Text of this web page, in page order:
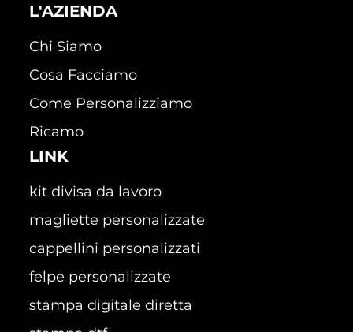
L'AZIENDA
Chi Siamo
Cosa Facciamo
Come Personalizziamo
Ricamo
LINK
kit divisa da lavoro
magliette personalizzate
cappellini personalizzati
felpe personalizzate
stampa digitale diretta